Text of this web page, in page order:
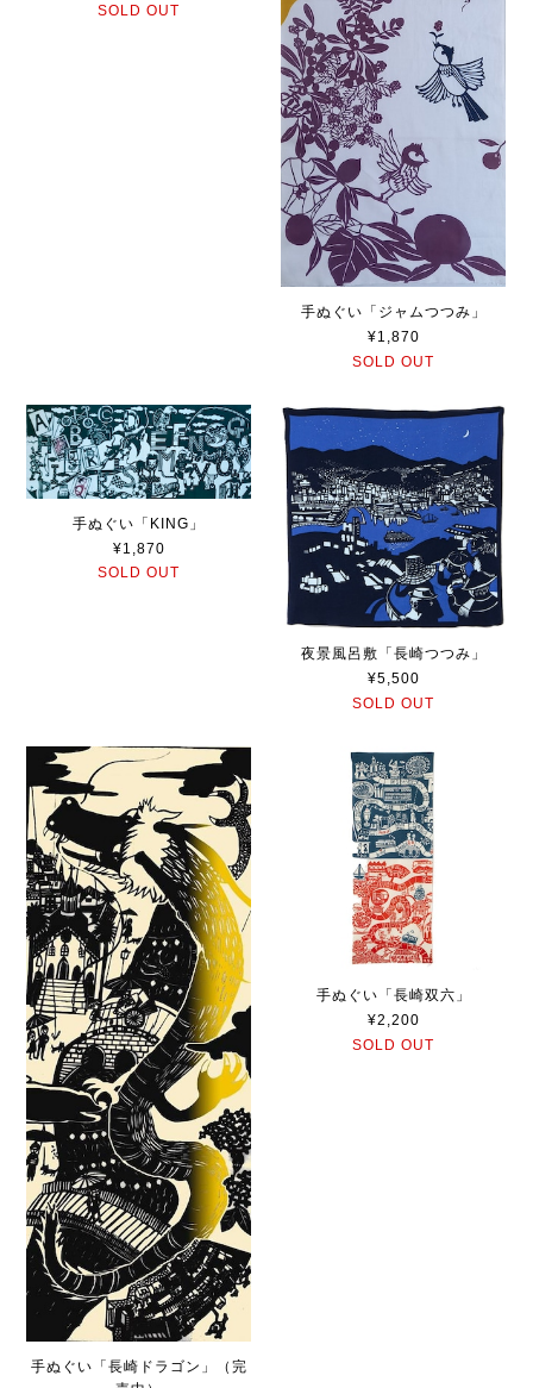
SOLD OUT
手ぬぐい「ジャムつつみ」
¥1,870
SOLD OUT
手ぬぐい「KING」
¥1,870
SOLD OUT
夜景風呂敷「長崎つつみ」
¥5,500
SOLD OUT
手ぬぐい「長崎ドラゴン」（完
手ぬぐい「長崎双六」
¥2,200
SOLD OUT